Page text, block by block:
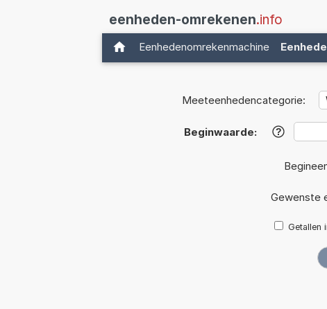
eenheden-omrekenen.info
Eenhedenomrekenmachine
Meeteenhedencategorie:
Beginwaarde: ?
Gewenste
Getallen